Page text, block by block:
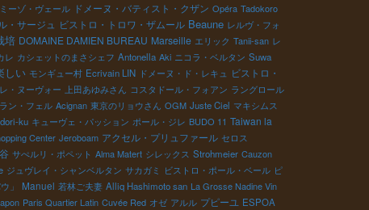
ミーゾ・ヴェール ドメーヌ・バティスト・クザン Opéra Tadokoro
・サージュ ビストロ・トロワ・ザムール Beaune レルヴ・フォ
培 DOMAINE DAMIEN BUREAU Marseille エリック Tanii-san レ
レ カシェットのまさシェフ Antonella Aki ニコラ・ベルタン Suwa
しい モンギュー村 Ecrivain LIN ドメーヌ・ド・レキュ ビストロ・
・ヌーヴォー 上田あゆみさん コスタドール・フォアン ラングロール
ン・フェル Acignan 東京のリョウさん OGM Juste Ciel マキシムス
ku キューヴェ・パッション ポール・ジレ BUDO 11 Taiwan la
Center Jeroboam アクセル・プリュファール セロス
サぺルリ・ポペット Alma Matert シレックス Strohmeier Cauzon
ジュヴレイ・シャンベルタン サカガミ ビストロ・ポール・ベール ピ
」 Manuel 若林ご夫妻 Alliq Hashimoto san La Grosse Nadine Vin
Paris Quartier Latin Cuvée Red オゼ アルル プピーユ ESPOA